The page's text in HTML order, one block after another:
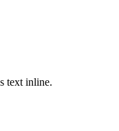
text inline.